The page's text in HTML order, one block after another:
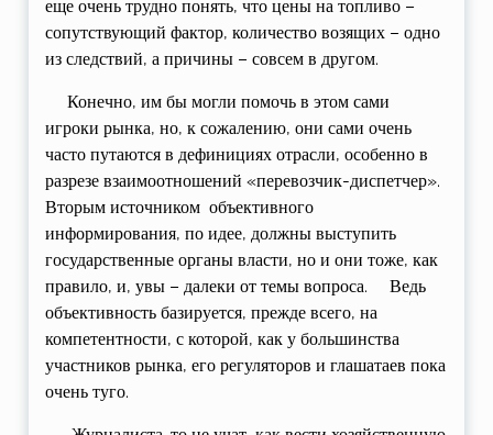
еще очень трудно понять, что цены на топливо –
сопутствующий фактор, количество возящих – одно
из следствий, а причины – совсем в другом.
Конечно, им бы могли помочь в этом сами
игроки рынка, но, к сожалению, они сами очень
часто путаются в дефинициях отрасли, особенно в
разрезе взаимоотношений «перевозчик-диспетчер».
Вторым источником объективного
информирования, по идее, должны выступить
государственные органы власти, но и они тоже, как
правило, и, увы – далеки от темы вопроса. Ведь
объективность базируется, прежде всего, на
компетентности, с которой, как у большинства
участников рынка, его регуляторов и глашатаев пока
очень туго.